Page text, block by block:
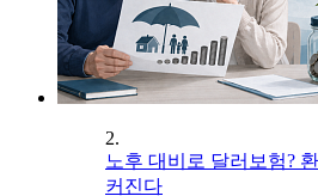
2.
노후 대비로 달러보험?
커진다